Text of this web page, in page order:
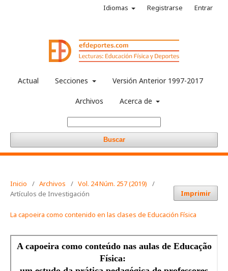
Actual Secciones Versión Anterior 1997-2017
Archivos Acerca de
Buscar
Idiomas Registrarse Entrar
Inicio / Archivos / Vol. 24 Núm. 257 (2019)
/
Artículos de Investigación
Imprimir
La capoeira como contenido en las clases de Educación Física